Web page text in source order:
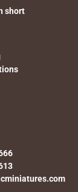
short